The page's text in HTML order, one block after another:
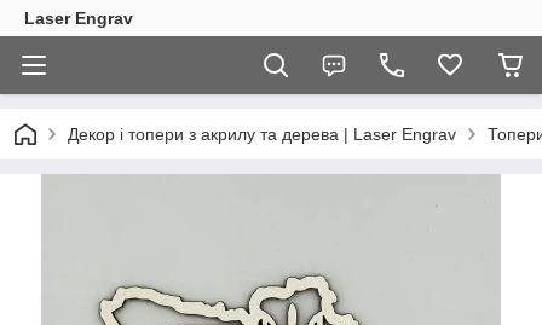
Laser Engrav
Декор і топери з акрилу та дерева | Laser Engrav